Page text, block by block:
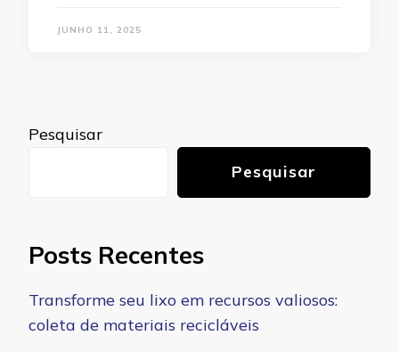
JUNHO 11, 2025
Pesquisar
Pesquisar
Posts Recentes
Transforme seu lixo em recursos valiosos:
coleta de materiais recicláveis